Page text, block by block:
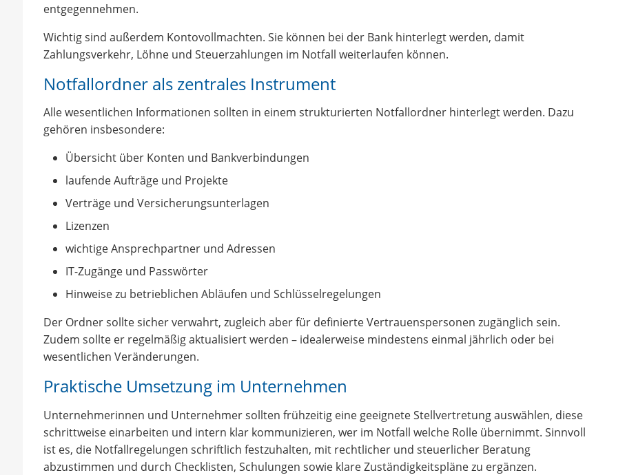
entgegennehmen.
Wichtig sind außerdem Kontovollmachten. Sie können bei der Bank hinterlegt werden, damit
Zahlungsverkehr, Löhne und Steuerzahlungen im Notfall weiterlaufen können.
Notfallordner als zentrales Instrument
Alle wesentlichen Informationen sollten in einem strukturierten Notfallordner hinterlegt werden. Dazu
gehören insbesondere:
Übersicht über Konten und Bankverbindungen
laufende Aufträge und Projekte
Verträge und Versicherungsunterlagen
Lizenzen
wichtige Ansprechpartner und Adressen
IT-Zugänge und Passwörter
Hinweise zu betrieblichen Abläufen und Schlüsselregelungen
Der Ordner sollte sicher verwahrt, zugleich aber für definierte Vertrauenspersonen zugänglich sein.
Zudem sollte er regelmäßig aktualisiert werden – idealerweise mindestens einmal jährlich oder bei
wesentlichen Veränderungen.
Praktische Umsetzung im Unternehmen
Unternehmerinnen und Unternehmer sollten frühzeitig eine geeignete Stellvertretung auswählen, diese
schrittweise einarbeiten und intern klar kommunizieren, wer im Notfall welche Rolle übernimmt. Sinnvoll
ist es, die Notfallregelungen schriftlich festzuhalten, mit rechtlicher und steuerlicher Beratung
abzustimmen und durch Checklisten, Schulungen sowie klare Zuständigkeitspläne zu ergänzen.